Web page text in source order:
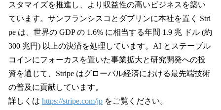
スタマイズを推進し、より収益性の高いビジネスを築い
ています。サンフランシスコとダブリンに本社を置く Stri
pe は、世界の GDP の 1.6% に相当する年間 1.9 兆 ドル (約
300 兆円) 以上の決済を処理しています。AI とステーブル
コインにフォーカスを置いた事業拡大と研究開発への投
資を通じて、Stripe はグローバル経済における最先端技術
の普及に貢献しています。
詳しくは https://stripe.com/jp をご覧ください。